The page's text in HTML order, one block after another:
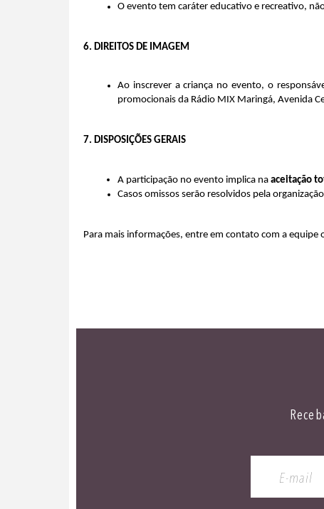
O evento tem caráter educativo e recreativo,
6. DIREITOS DE IMAGEM
Ao inscrever a criança no evento, o
promocionais da Rádio MIX Maringá, Avenida
7. DISPOSIÇÕES GERAIS
A participação no evento implica na aceitação
Casos omissos serão resolvidos pela
Para mais informações, entre em contato com a equipe